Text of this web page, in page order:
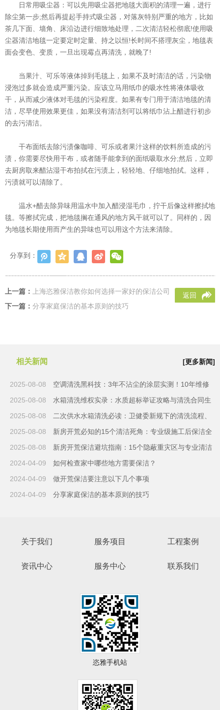
日常用吸尘器：可以先用吸尘器把地毯大面积的清理一遍，进行
除尘第一步;然后再提起手持式吸尘器，对落灰特别严重的地方，比如
茶几下面、墙角、床沿边进行细致地处理，二次清洁轻松彻底!使用吸
尘器清洁地毯一定要定时定量、持之以恒!长时间不搭理灰尘，地毯表
面会变色、变质，一旦出现霉点再清洗，就晚了!
当果汁、可乐等液体掉到毛毯上，如果不及时清洁的话，污染物
浸泡过多就会造成严重污染。应该立马用纸巾的吸水性将液体吸收
干，从而减少液体对毛毯的污染程度。如果有专门用于清洁地毯的清
洁，尽早使用效果更佳，如果没有清洁剂可以将纸巾沾上醋进行初步
的去污清洁。
干布面纸去除污渍像咖啡、可乐或者果汁这样的饮料所造成的污
渍，你需要尽快用干布，或者随手能拿到的面纸吸取水分;然后，立即
去厨房取来醋沾湿干布拍拭在污渍上，轻轻地、仔细地拍拭。这样，
污渍就可以清除了。
温水+醋去除异味用温水中加入醋浸湿毛巾，拧干后像这样擦拭地
毯。等擦拭完成，把地毯搁在通风的地方风干就可以了。同样的，因
为地毯长期使用而产生的异味也可以用这个方法来清除。
分享到：
上一篇：
上海恣雅保洁教你如何选择一家好的保洁公司
下一篇： 分享家庭保洁的基本原则的技巧
返回
相关新闻 [更多新闻]
2025-08-08
空调清洗黑科技：3年不沾尘的涂层实测！10年维修
工揭穿4类清洗骗局
2025-08-08
水箱清洗维权实录：水质超标举证攻略与清洗合同生
死条款
2025-08-08
二次供水水箱清洗必读：卫健委新规下的清洗流程、
验收陷阱与法律红线
2025-08-08
新房开荒必知的15个清洁死角：专业级施工后保洁全
流程解析
2025-08-08
新房开荒保洁避坑指南：15个隐蔽重灾区与专业清洁
方案
2024-04-09
如何检查家中哪些地方需要保洁？
2024-04-09
做开荒保洁要注意以下几个事项
2024-04-09
分享家庭保洁的基本原则的技巧
关于我们 服务项目 工程案例
资讯中心 服务中心 联系我们
恣雅手机站